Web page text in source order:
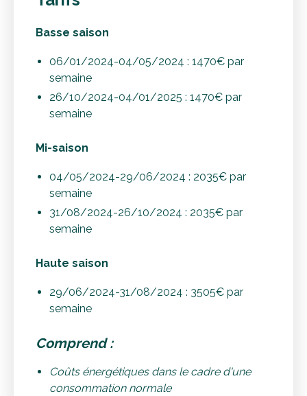
Basse saison
06/01/2024-04/05/2024 : 1470€ par
semaine
26/10/2024-04/01/2025 : 1470€ par
semaine
Mi-saison
04/05/2024-29/06/2024 : 2035€ par
semaine
31/08/2024-26/10/2024 : 2035€ par
semaine
Haute saison
29/06/2024-31/08/2024 : 3505€ par
semaine
Comprend :
Coûts énergétiques dans le cadre d'une
consommation normale